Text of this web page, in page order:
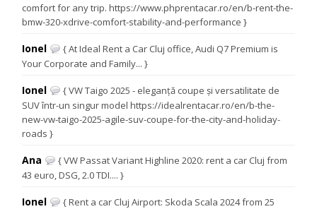
comfort for any trip. https://www.phprentacar.ro/en/b-rent-the-
bmw-320-xdrive-comfort-stability-and-performance }
Ionel
{ At Ideal Rent a Car Cluj office, Audi Q7 Premium is
Your Corporate and Family... }
Ionel
{ VW Taigo 2025 - eleganță coupe și versatilitate de
SUV într-un singur model https://idealrentacar.ro/en/b-the-
new-vw-taigo-2025-agile-suv-coupe-for-the-city-and-holiday-
roads }
Ana
{ VW Passat Variant Highline 2020: rent a car Cluj from
43 euro, DSG, 2.0 TDI.... }
Ionel
{ Rent a car Cluj Airport: Skoda Scala 2024 from 25